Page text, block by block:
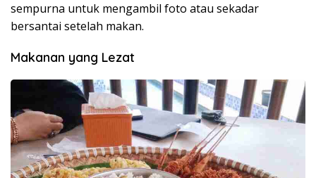
sempurna untuk mengambil foto atau sekadar
bersantai setelah makan.
Makanan yang Lezat